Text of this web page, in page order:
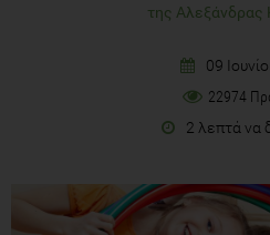
της Αλεξάνδρας
09
22974
2 λεπτά να